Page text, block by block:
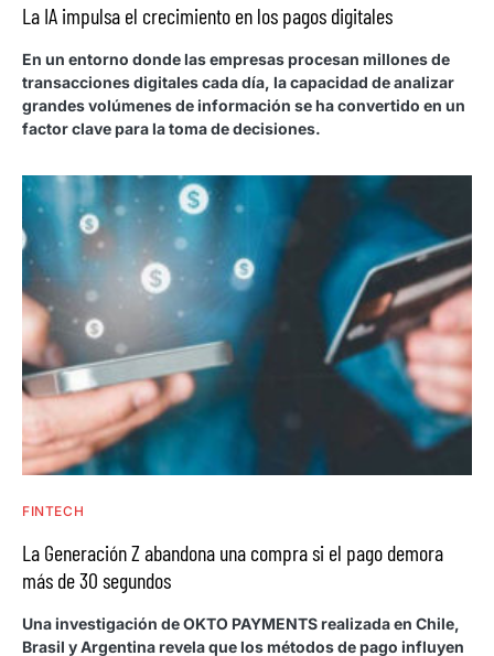
La IA impulsa el crecimiento en los pagos digitales
En un entorno donde las empresas procesan millones de
transacciones digitales cada día, la capacidad de analizar
grandes volúmenes de información se ha convertido en un
factor clave para la toma de decisiones.
FINTECH
La Generación Z abandona una compra si el pago demora
más de 30 segundos
Una investigación de OKTO PAYMENTS realizada en Chile,
Brasil y Argentina revela que los métodos de pago influyen